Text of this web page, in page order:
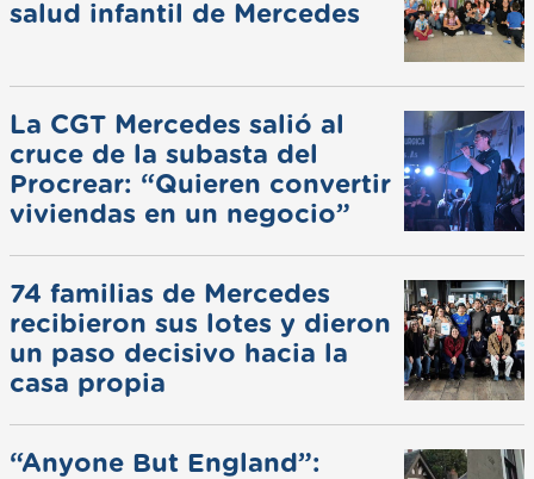
salud infantil de Mercedes
La CGT Mercedes salió al
cruce de la subasta del
Procrear: “Quieren convertir
viviendas en un negocio”
74 familias de Mercedes
recibieron sus lotes y dieron
un paso decisivo hacia la
casa propia
“Anyone But England”: